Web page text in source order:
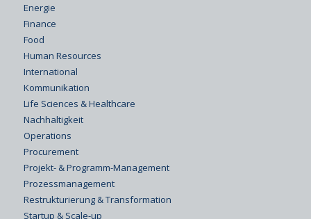
Energie
Finance
Food
Human Resources
International
Kommunikation
Life Sciences & Healthcare
Nachhaltigkeit
Operations
Procurement
Projekt- & Programm-Management
Prozessmanagement
Restrukturierung & Transformation
Startup & Scale-up